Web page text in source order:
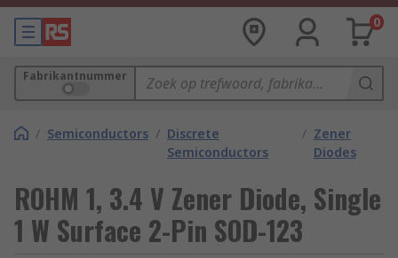
0
Fabrikantnummer
/ Semiconductors / Discrete
Semiconductors
/ Zener
Diodes
ROHM 1, 3.4 V Zener Diode, Single
1 W Surface 2-Pin SOD-123